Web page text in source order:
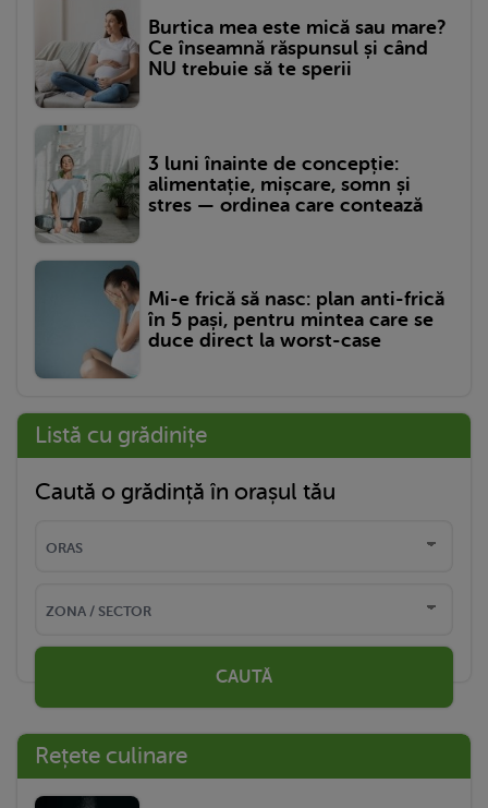
Burtica mea este mică sau mare?
Ce înseamnă răspunsul și când
NU trebuie să te sperii
3 luni înainte de concepție:
alimentație, mișcare, somn și
stres — ordinea care contează
Mi-e frică să nasc: plan anti-frică
în 5 pași, pentru mintea care se
duce direct la worst-case
Listă cu grădinițe
Caută o grădință în orașul tău
CAUTĂ
Rețete culinare